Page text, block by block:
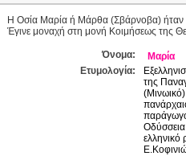
Η Οσία Μαρία ή Μάρθα (Σβάρνοβα) ήταν
Έγινε μοναχή στη μονή Κοιμήσεως της
Όνομα:
Μαρία
Ετυμολογία:
της
ελληνικό